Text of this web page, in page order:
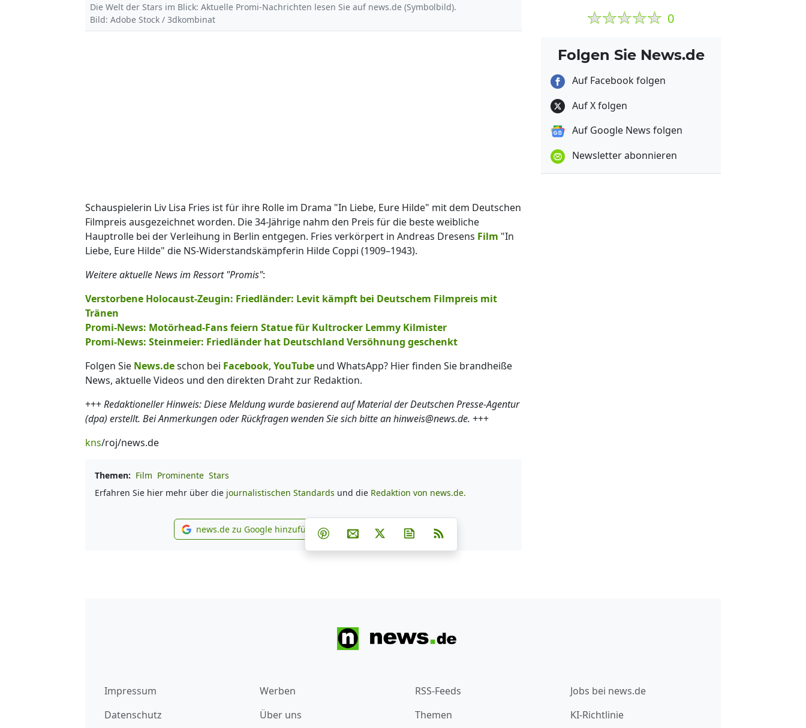
Die Welt der Stars im Blick: Aktuelle Promi-Nachrichten lesen Sie auf news.de (Symbolbild).
Bild: Adobe Stock / 3dkombinat
Schauspielerin Liv Lisa Fries ist für ihre Rolle im Drama "In Liebe, Eure Hilde" mit dem Deutschen
Filmpreis ausgezeichnet worden. Die 34-Jährige nahm den Preis für die beste weibliche
Hauptrolle bei der Verleihung in Berlin entgegen. Fries verkörpert in Andreas Dresens Film "In
Liebe, Eure Hilde" die NS-Widerstandskämpferin Hilde Coppi (1909–1943).
Weitere aktuelle News im Ressort "Promis":
Verstorbene Holocaust-Zeugin: Friedländer: Levit kämpft bei Deutschem Filmpreis mit
Tränen
Promi-News: Motörhead-Fans feiern Statue für Kultrocker Lemmy Kilmister
Promi-News: Steinmeier: Friedländer hat Deutschland Versöhnung geschenkt
Folgen Sie News.deschon bei Facebook, YouTube und WhatsApp? Hier finden Sie brandheiße
News, aktuelle Videos und den direkten Draht zur Redaktion.
+++Redaktioneller Hinweis: Diese Meldung wurde basierend auf Material der Deutschen Presse-Agentur
(dpa) erstellt. Bei Anmerkungen oder Rückfragen wenden Sie sich bitte an hinweis@news.de. +++
kns/roj/news.de
Themen: Film Prominente Stars
Erfahren Sie hier mehr über die journalistischen Standards und die Redaktion von news.de.
news.de zu Google hinzufügen
news.de zu Google hinzufügen Teilen auf Facebook
Teilen auf Whatsapp
Teilen auf Telegram
Teilen auf Pinterest
Per E-Mail teilen
Post auf XNewsletter abonnieren
0
Folgen Sie News.de
Auf Facebook folgen
Auf X folgen
Auf Google News folgen
Newsletter abonnieren
Impressum
Datenschutz
Werben
Über uns
RSS-Feeds
Themen
Jobs bei news.de
KI-Richtlinie